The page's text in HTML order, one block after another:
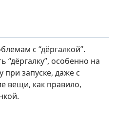
с “дёргалкой”.
“дёргалку”, особенно на
запуске, даже с
вещи, как правило,